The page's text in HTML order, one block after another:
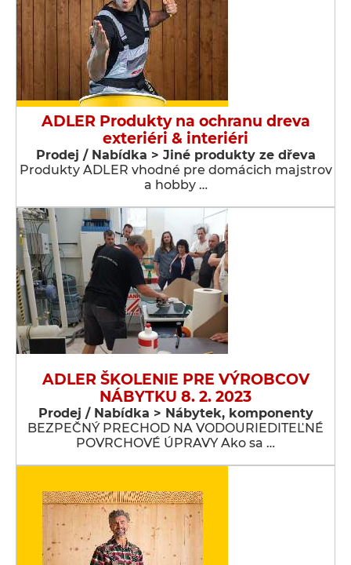
ADLER Produkty na ochranu dreva
exteriéri & interiéri
Prodej / Nabídka > Jiné produkty ze dřeva
Produkty ADLER vhodné pre domácich majstrov
a hobby …
ADLER ŠKOLENIE PRE VÝROBCOV
NÁBYTKU 8. 2. 2023
Prodej / Nabídka > Nábytek, komponenty
BEZPEČNÝ PRECHOD NA VODOURIEDITEĽNÉ
POVRCHOVÉ ÚPRAVY Ako sa …